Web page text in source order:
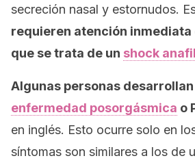
secreción nasal y estornudos.
requieren atención inmediata
que se trata de un shock
Algunas personas desarrollan
enfermedad posorgásmica o
en inglés. Esto ocurre solo en
síntomas son similares a los de